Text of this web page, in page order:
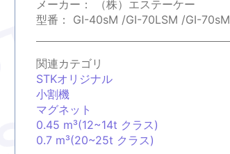
メーカー：
（株）エステーケー
型番： GⅠ-40sM /GⅠ-70LSM /GⅠ-70sM
関連カテゴリ
STKオリジナル
小割機
マグネット
0.45 m³(12~14t クラス)
0.7 m³(20~25t クラス)